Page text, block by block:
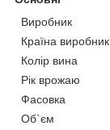
Виробник
Країна виробник
Колір вина
Рік врожаю
Фасовка
Об`єм